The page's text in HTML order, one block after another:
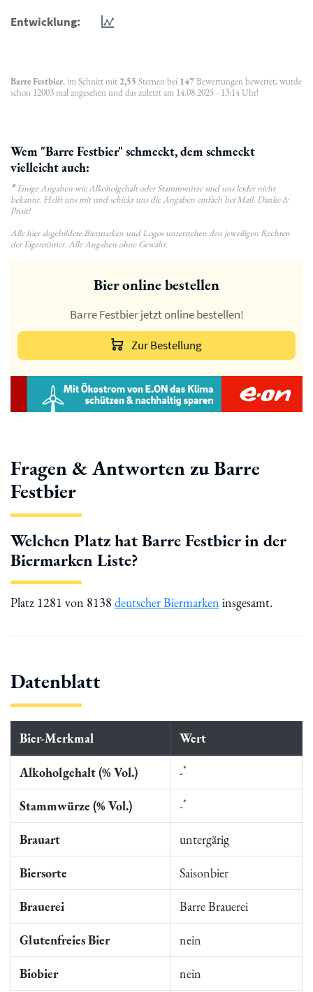
Entwicklung:
Barre Festbier, im Schnitt mit 2,55 Sternen bei 147Bewertungen bewertet, wurde
schon 12003 mal angesehen und das zuletzt am 14.08.2025 - 13:14 Uhr!
Wem "Barre Festbier" schmeckt, dem schmeckt
vielleicht auch:
*Einige Angaben wie Alkoholgehalt oder Stammwürze sind uns leider nicht
bekannt. Helft uns mit und schickt uns die Angaben einfach bei Mail. Danke &
Prost!
Alle hier abgebildete Biermarken und Logos unterstehen den jeweiligen Rechten
der Eigentümer. Alle Angaben ohne Gewähr.
Bier online bestellen
Barre Festbier jetzt online bestellen!
Zur Bestellung
Fragen & Antworten zu Barre
Festbier
Welchen Platz hat Barre Festbier in der
Biermarken Liste?
Platz 1281 von 8138 deutscher Biermarken insgesamt.
Datenblatt
Bier-Merkmal Wert
Alkoholgehalt (% Vol.) -*
Stammwürze (% Vol.) -*
Brauart untergärig
Biersorte Saisonbier
Brauerei Barre Brauerei
Glutenfreies Bier nein
Biobier nein